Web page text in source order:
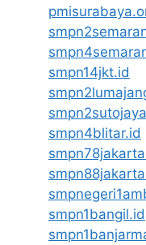
smpn14jkt.id
smpn4blitar.id
smpn1bangil.id